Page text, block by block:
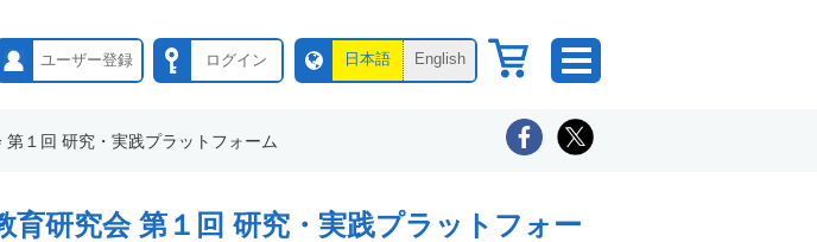
ユーザー登録 ログイン 日本語 English
１回 研究・実践プラットフォーム
育研究会 第１回 研究・実践プラットフォー